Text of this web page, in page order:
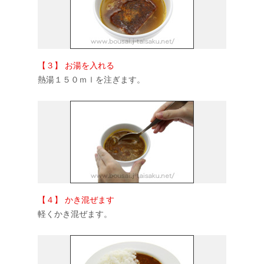
【３】 お湯を入れる
熱湯１５０ｍｌを注ぎます。
【４】 かき混ぜます
軽くかき混ぜます。